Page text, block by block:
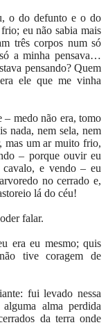
o do defunto e o do
eu não sabia mais
três corpos num só
a minha pensava…
pensando? Quem
ele que me vinha
– medo não era, tomo
nada, nem sela, nem
mas um ar muito frio,
– porque ouvir eu
e vendo – eu
no cerrado e,
lá do céu!
falar.
era eu mesmo; quis
tive coragem de
fui levado nessa
alma perdida
da terra onde